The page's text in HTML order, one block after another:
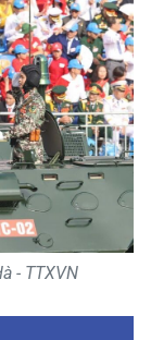
- TTXVN